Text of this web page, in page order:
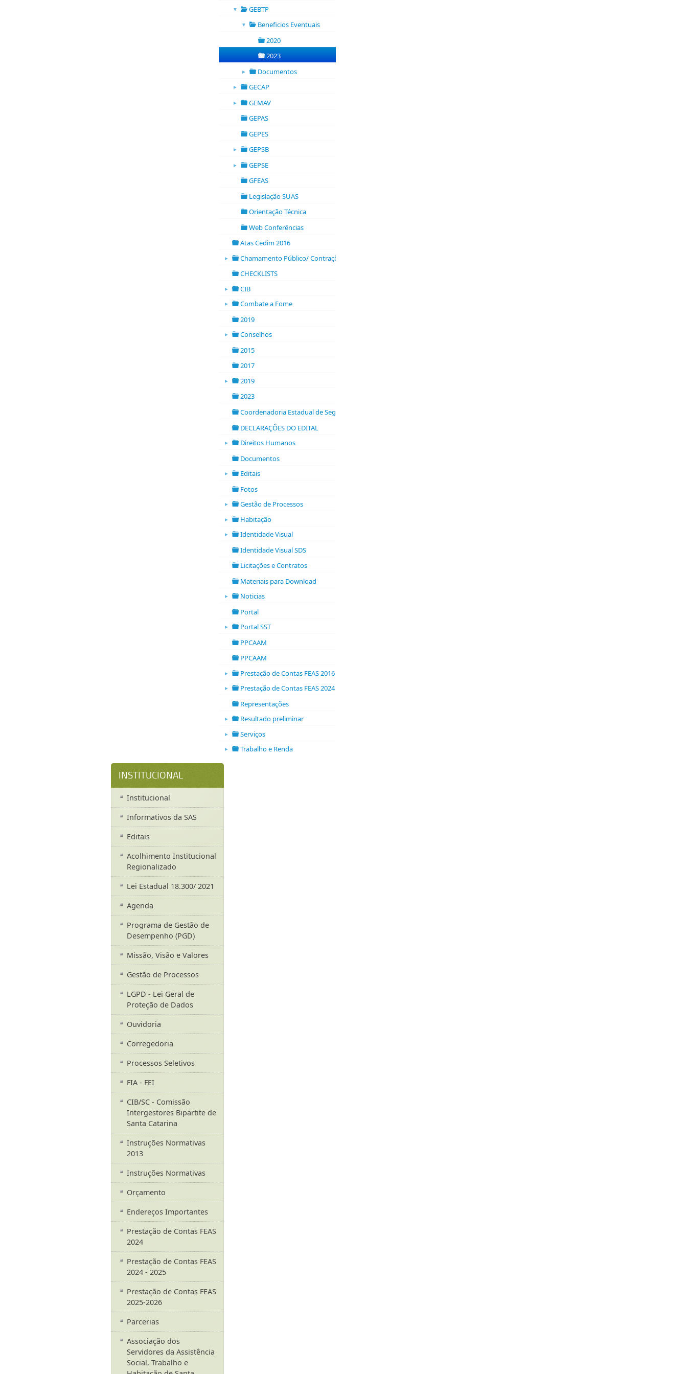
▼ GEBTP
▼ Beneficios Eventuais
folder
2020
folder
2023
► Documentos
► GECAP
► GEMAV
GEPAS
GEPES
► GEPSB
► GEPSE
GFEAS
folder
Legislação SUAS
Orientação Técnica
Web Conferências
Atas Cedim 2016
► Chamamento Público/ Contrações
CHECKLISTS
► CIB
► Combate a Fome
2019
► Conselhos
2015
2017
► 2019
2023
Coordenadoria Estadual de Segurança Alimentar e Nutricional- CSAN
DECLARAÇÕES DO EDITAL
► Direitos Humanos
Documentos
► Editais
Fotos
► Gestão de Processos
►
folder open
Habitação
► Identidade Visual
Identidade Visual SDS
Licitações e Contratos
Materiais para Download
► Noticias
Portal
► Portal SST
PPCAAM
PPCAAM
►
folder open
Prestação de Contas FEAS 2016
►
folder open
Prestação de Contas FEAS 2024 - 2025
folder
Representações
► Resultado preliminar
►
folder open
Serviços
► Trabalho e Renda
INSTITUCIONAL
Institucional
Informativos da SAS
Editais
Acolhimento Institucional
Regionalizado
Lei Estadual 18.300/ 2021
Agenda
Programa de Gestão de
Desempenho (PGD)
Missão, Visão e Valores
Gestão de Processos
LGPD - Lei Geral de
Proteção de Dados
Ouvidoria
Corregedoria
Processos Seletivos
FIA - FEI
CIB/SC - Comissão
Intergestores Bipartite de
Santa Catarina
Instruções Normativas
2013
Instruções Normativas
Orçamento
Endereços Importantes
Prestação de Contas FEAS
2024
Prestação de Contas FEAS
2024 - 2025
Prestação de Contas FEAS
2025-2026
Parcerias
Associação dos
Servidores da Assistência
Social, Trabalho e